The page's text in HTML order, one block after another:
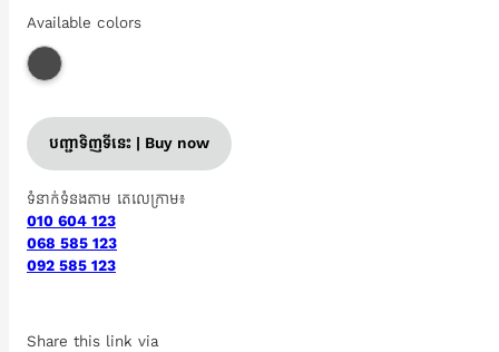
Available colors
បញ្ជាទិញទីនេះ | Buy now
ទំនាក់ទំនងតាម តេលេក្រាម៖
010 604 123
068 585 123
092 585 123
Share this link via